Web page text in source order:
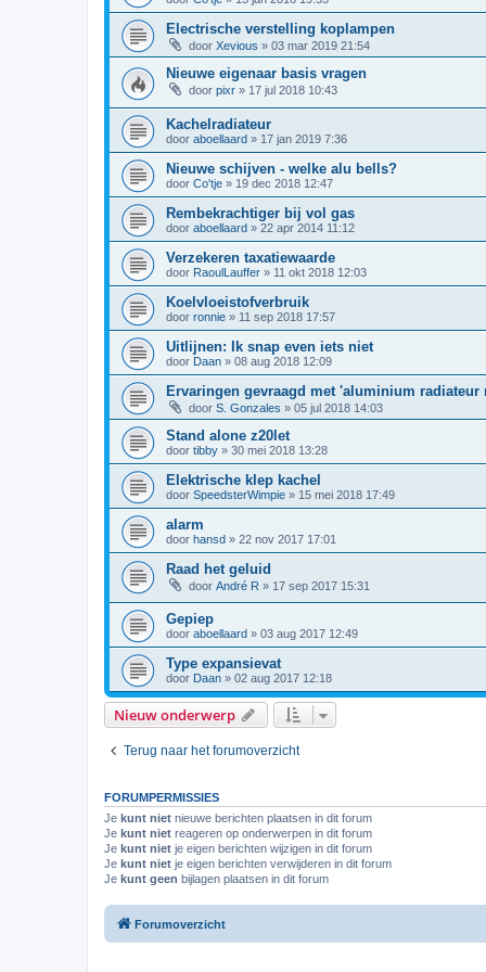
Electrische verstelling koplampen
door Xevious » 03 mar 2019 21:54
Nieuwe eigenaar basis vragen
door pixr » 17 jul 2018 10:43
Kachelradiateur
door aboellaard » 17 jan 2019 7:36
Nieuwe schijven - welke alu bells?
door Co'tje » 19 dec 2018 12:47
Rembekrachtiger bij vol gas
door aboellaard » 22 apr 2014 11:12
Verzekeren taxatiewaarde
door RaoulLauffer » 11 okt 2018 12:03
Koelvloeistofverbruik
door ronnie » 11 sep 2018 17:57
Uitlijnen: Ik snap even iets niet
door Daan » 08 aug 2018 12:09
Ervaringen gevraagd met 'aluminium radiateur
door S. Gonzales » 05 jul 2018 14:03
Stand alone z20let
door tibby » 30 mei 2018 13:28
Elektrische klep kachel
door SpeedsterWimpie » 15 mei 2018 17:49
alarm
door hansd » 22 nov 2017 17:01
Raad het geluid
door André R » 17 sep 2017 15:31
Gepiep
door aboellaard » 03 aug 2017 12:49
Type expansievat
door Daan » 02 aug 2017 12:18
Nieuw onderwerp
Terug naar het forumoverzicht
FORUMPERMISSIES
Je kunt niet nieuwe berichten plaatsen in dit forum
Je kunt niet reageren op onderwerpen in dit forum
Je kunt niet je eigen berichten wijzigen in dit forum
Je kunt niet je eigen berichten verwijderen in dit forum
Je kunt geen bijlagen plaatsen in dit forum
Forumoverzicht